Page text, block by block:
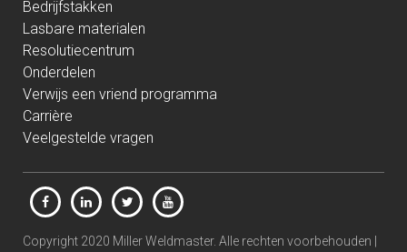
Bedrijfstakken
Lasbare materialen
Resolutiecentrum
Onderdelen
Verwijs een vriend programma
Carrière
Veelgestelde vragen
Copyright 2020 Miller Weldmaster. Alle rechten voorbehouden |